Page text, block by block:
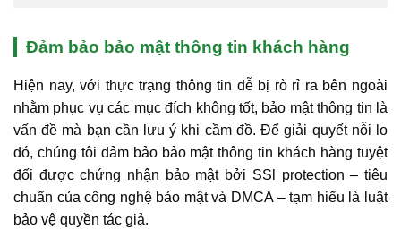
Đảm bảo bảo mật thông tin khách hàng
Hiện nay, với thực trạng thông tin dễ bị rò rỉ ra bên ngoài
nhằm phục vụ các mục đích không tốt, bảo mật thông tin là
vấn đề mà bạn cần lưu ý khi cầm đồ. Để giải quyết nỗi lo
đó, chúng tôi đảm bảo bảo mật thông tin khách hàng tuyệt
đối được chứng nhận bảo mật bởi SSl protection – tiêu
chuẩn của công nghệ bảo mật và DMCA – tạm hiểu là luật
bảo vệ quyền tác giả.